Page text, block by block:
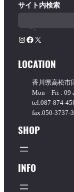
ゴ
ー
を
サイト内検索
Instagram Facebook X
LOCATION
香川県高松市
Mon – Fri : 09
tel.087-874-
fax.050-3737-
SHOP
INFO